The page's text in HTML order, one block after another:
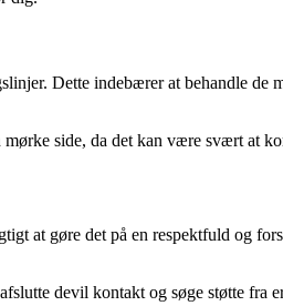
Dette indebærer at behandle
side, da det kan være svært at
at gøre det på en respektfuld og
devil kontakt og søge støtte